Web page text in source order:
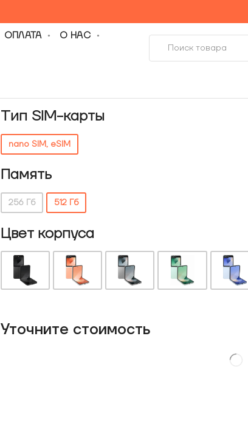
ОПЛАТА О НАС
Тип SIM-карты
nano SIM, eSIM
Память
256 Гб 512 Гб
Цвет корпуса
Уточнитe стоимость